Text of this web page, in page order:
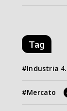
Tag
Industria
Mercato